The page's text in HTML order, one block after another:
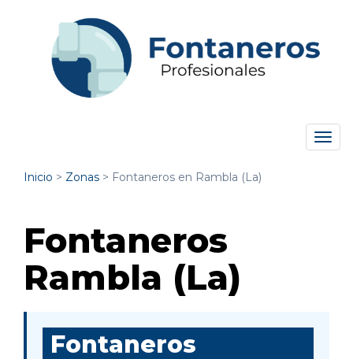
Inicio > Zonas > Fontaneros en Rambla (La)
Fontaneros
Rambla (La)
Fontaneros